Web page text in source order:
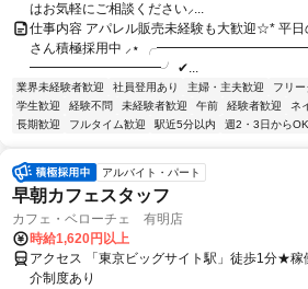
はお気軽にご相談ください⸝...
仕事内容 アパレル販売未経験も大歓迎☆* 平
さん積極採用中 ⸝⋆ ╭━━━━━━━━━━━━╮
━━━━━━━━━━╯ ✔...
業界未経験者歓迎 社員登用あり 主婦・主夫歓迎 フリ
学生歓迎
経験不問 未経験者歓迎 午前 経験者歓迎 ネ
長期歓迎
フルタイム歓迎 駅近5分以内 週2・3日からOK
アルバイト・パート
早朝カフェスタッフ
カフェ・ベローチェ 有明店
時給1,620円以上
アクセス 「東京ビッグサイト駅」徒歩1分★
介制度あり